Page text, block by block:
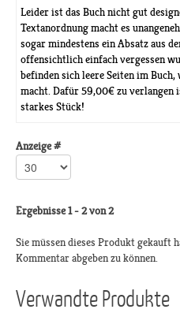
Leider ist das Buch nicht gut
Textanordnung macht es
sogar mindestens ein Absatz aus
offensichtlich einfach vergessen
befinden sich leere Seiten im Buch,
macht. Dafür 59,00€ zu verlangen
starkes Stück!
Anzeige #
Ergebnisse 1 - 2 von 2
Sie müssen dieses Produkt gekauft
Kommentar abgeben zu können.
Verwandte Produkte